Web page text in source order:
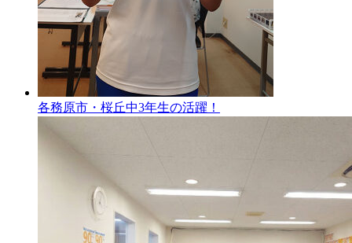
各務原市・桜丘中3年生の活躍！